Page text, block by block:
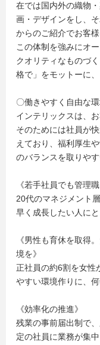
在では国内外の織物
画・デザインをし、
からのご紹介でお客
この体制を強みにオ
クオリティなものづ
格で」をモットーに
〇働きやすく自由な
インテリックスは、
そのためには社員が
えており、福利厚生
のバランスを取りや
《若手社員でも管理職
20代のマネジメント
早く成長したい人に
《男性も育休を取得
境を》
正社員の約6割を女性
やすい環境作りに、
《効率化の推進》
残業の事前届出制で
定の社員に業務が集